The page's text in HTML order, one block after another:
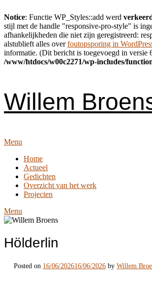
Notice: Functie WP_Styles::add werd
stijl met de handle "responsive-pro-style" is
afhankelijkheden die niet zijn geregistreerd:
alstublieft alles overfoutopsporing in
informatie. (Dit bericht is toegevoegd in versie
/www/htdocs/w00c2271/wp-includes/
Willem
Menu
Home
Actueel
Gedichten
Overzicht van het werk
Projecten
Menu
Hölderlin
Posted on 16/06/202616/06/2026 by Willem